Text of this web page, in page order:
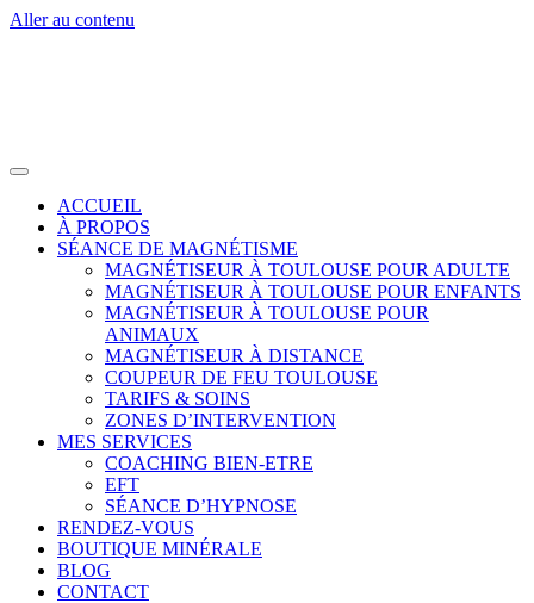
Aller au contenu
ACCUEIL
À PROPOS
SÉANCE DE MAGNÉTISME
MAGNÉTISEUR À TOULOUSE POUR ADULTE
MAGNÉTISEUR À TOULOUSE POUR ENFANTS
MAGNÉTISEUR À TOULOUSE POUR
ANIMAUX
MAGNÉTISEUR À DISTANCE
COUPEUR DE FEU TOULOUSE
TARIFS & SOINS
ZONES D’INTERVENTION
MES SERVICES
COACHING BIEN-ETRE
EFT
SÉANCE D’HYPNOSE
RENDEZ-VOUS
BOUTIQUE MINÉRALE
BLOG
CONTACT